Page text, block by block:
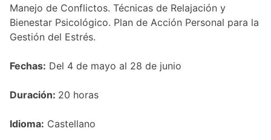
Manejo de Conflictos. Técnicas de Relajación y
Bienestar Psicológico. Plan de Acción Personal para la
Gestión del Estrés.
Fechas: Del 4 de mayo al 28 de junio
Duración: 20 horas
Idioma: Castellano